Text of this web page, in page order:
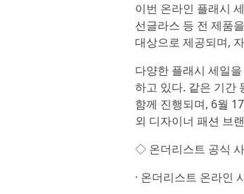
이번 온라인 플래시
선글라스 등 전 제품
대상으로 제공되며,
다양한 플래시 세일
하고 있다. 같은 기간
함께 진행되며, 6월
외 디자이너 패션 브
◇ 온더리스트 공식
· 온더리스트 온라인